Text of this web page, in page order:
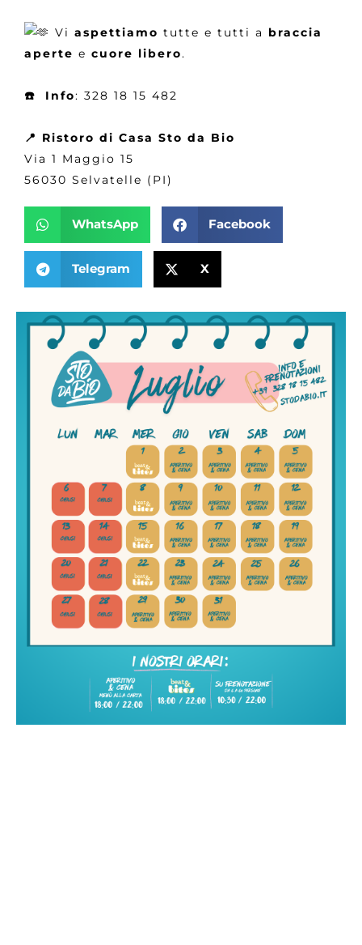
Vi aspettiamo tutte e tutti a braccia
aperte e cuore libero.
☎️ Info: 328 18 15 482
📍 Ristoro di Casa Sto da Bio
Via 1 Maggio 15
56030 Selvatelle (PI)
WhatsApp Facebook
Telegram X